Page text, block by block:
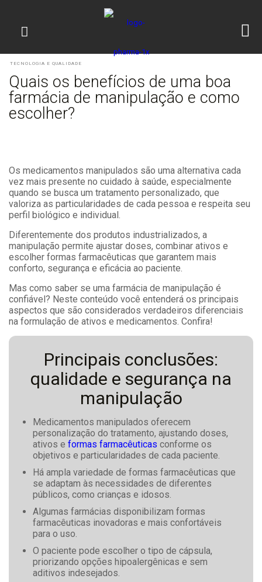
TECNOLOGIA E QUALIDADE
Quais os benefícios de uma boa
farmácia de manipulação e como
escolher?
Os medicamentos manipulados são uma alternativa cada
vez mais presente no cuidado à saúde, especialmente
quando se busca um tratamento personalizado, que
valoriza as particularidades de cada pessoa e respeita seu
perfil biológico e individual.
Diferentemente dos produtos industrializados, a
manipulação permite ajustar doses, combinar ativos e
escolher formas farmacêuticas que garantem mais
conforto, segurança e eficácia ao paciente.
Mas como saber se uma farmácia de manipulação é
confiável? Neste conteúdo você entenderá os principais
aspectos que são considerados verdadeiros diferenciais
na formulação de ativos e medicamentos. Confira!
Principais conclusões:
qualidade e segurança na
manipulação
Medicamentos manipulados oferecem
personalização do tratamento, ajustando doses,
ativos e formas farmacêuticas conforme os
objetivos e particularidades de cada paciente.
Há ampla variedade de formas farmacêuticas que
se adaptam às necessidades de diferentes
públicos, como crianças e idosos.
Algumas farmácias disponibilizam formas
farmacêuticas inovadoras e mais confortáveis
para o uso.
O paciente pode escolher o tipo de cápsula,
priorizando opções hipoalergênicas e sem
aditivos indesejados.